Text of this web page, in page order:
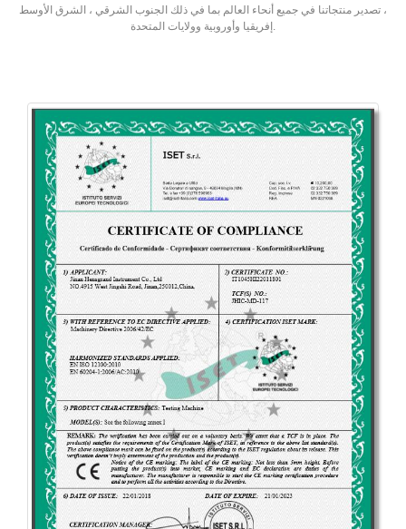
تصدير منتجاتنا في جميع أنحاء العالم بما في ذلك الجنوب الشرقي ، الشرق الأوسط ،
إفريقيا وأوروبية وولايات المتحدة.